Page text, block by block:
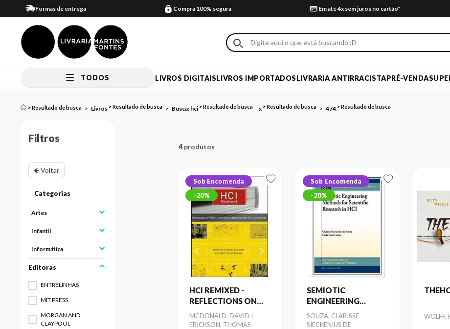
Formas de entrega Compra 100% segura Em até 4x sem juros no cartão*
TODOS LIVROS DIGITAISLIVROS IMPORTADOSLIVRARIA ANTIRRACISTAPRÉ-VENDA
Livros Busca: hci x 474
Filtros
🢀 Voltar
Artes
Infantil
Informática
ENTRELINHAS
MIT PRESS
MORGAN AND
CLAYPOOL
4
Sob Encomenda
20%
HCI REMIXED -
REFLECTIONS ON
WORKS THAT HAVE
INFLUENCED THE HCI
Autor
MCDONALD, DAVID |
ERICKSON, THOMAS
Sob Encomenda
20%
SEMIOTIC
ENGINEERING
METHODS FOR
SCIENTIFIC
Autor
SOUZA, CLARISSE
SIECKENIUS DE
Autor
WOLFF,